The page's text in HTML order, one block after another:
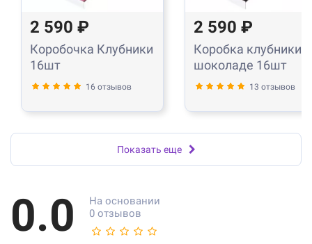
2 590 ₽
Коробочка Клубники
16шт
16 отзывов
2 590 ₽
Коробка клубники в
шоколаде 16шт
13 отзывов
Показать еще
0.0
На основании
0 отзывов